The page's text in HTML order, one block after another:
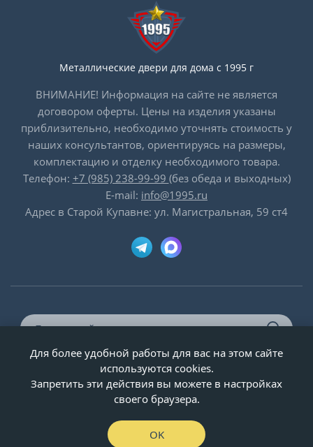
Металлические двери для дома с 1995 г
ВНИМАНИЕ! Информация на сайте не является
договором оферты. Цены на изделия указаны
приблизительно, необходимо уточнять стоимость у
наших консультантов, ориентируясь на размеры,
комплектацию и отделку необходимого товара.
Телефон: +7 (985) 238-99-99 (без обеда и выходных)
E-mail: info@1995.ru
Адрес в Старой Купавне: ул. Магистральная, 59 ст4
© ООО «Двери-и-точка», ИНН 5020092947, 1995-2026 г.
Для более удобной работы для вас на этом сайте
используются cookies.
Запретить эти действия вы можете в настройках
своего браузера.
OK